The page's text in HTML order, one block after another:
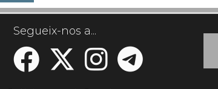
Segueix-nos a...